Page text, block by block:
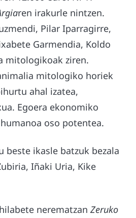
ren irakurle nintzen.
Pilar Iparragirre,
Garmendia, Koldo
mitologikoak ziren.
mitologiko horiek
ahal izatea,
Egoera ekonomiko
oso potentea.
beste ikasle batzuk bezala
Iñaki Uria, Kike
nerematzan Zeruko